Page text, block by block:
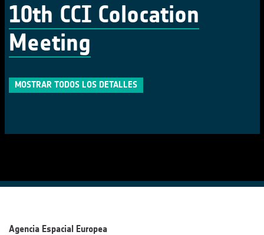
10th CCI Colocation
Meeting
MOSTRAR TODOS LOS DETALLES
Agencia Espacial Europea